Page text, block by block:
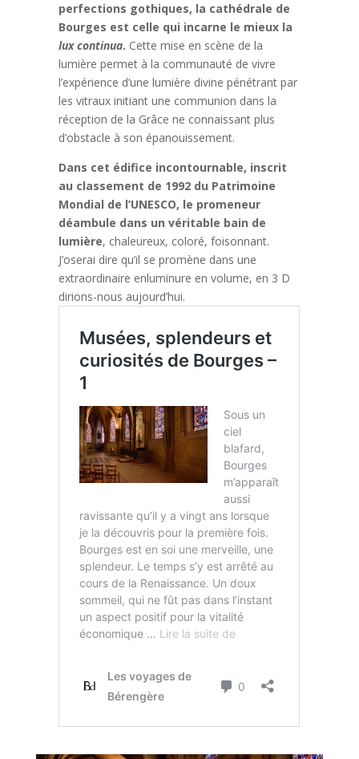
perfections gothiques, la cathédrale de
Bourges est celle qui incarne le mieux la
lux continua. Cette mise en scène de la
lumière permet à la communauté de vivre
l’expérience d’une lumière divine pénétrant par
les vitraux initiant une communion dans la
réception de la Grâce ne connaissant plus
d’obstacle à son épanouissement.
Dans cet édifice incontournable, inscrit
au classement de 1992 du Patrimoine
Mondial de l’UNESCO, le promeneur
déambule dans un véritable bain de
lumière, chaleureux, coloré, foisonnant.
J’oserai dire qu’il se promène dans une
extraordinaire enluminure en volume, en 3 D
dirions-nous aujourd’hui.